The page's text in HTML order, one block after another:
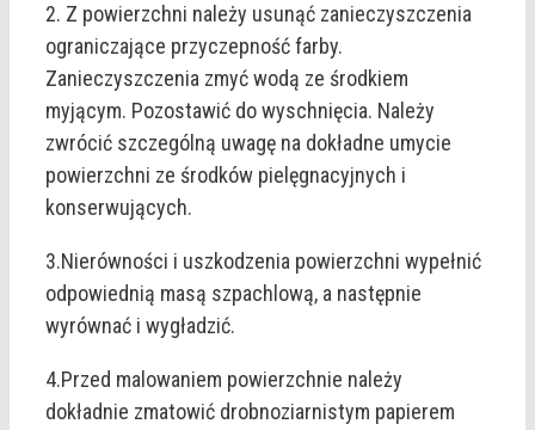
2. Z powierzchni należy usunąć zanieczyszczenia
ograniczające przyczepność farby.
Zanieczyszczenia zmyć wodą ze środkiem
myjącym. Pozostawić do wyschnięcia. Należy
zwrócić szczególną uwagę na dokładne umycie
powierzchni ze środków pielęgnacyjnych i
konserwujących.
3.Nierówności i uszkodzenia powierzchni wypełnić
odpowiednią masą szpachlową, a następnie
wyrównać i wygładzić.
4.Przed malowaniem powierzchnie należy
dokładnie zmatowić drobnoziarnistym papierem